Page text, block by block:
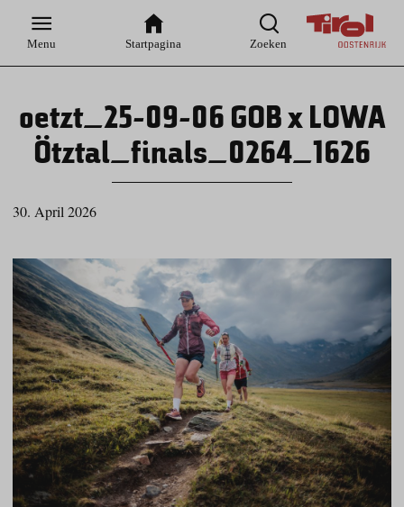
Hauptnavigation
Inhaltsbereich
Menu Startpagina Zoeken
oetzt_25-09-06 GOB x LOWA
Ötztal_finals_0264_1626
30. April 2026